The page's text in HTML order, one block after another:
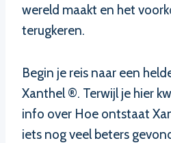
wereld maakt en het
terugkeren.
Begin je reis naar een
Xanthel ®. Terwijl je hier
info over Hoe ontstaat
iets nog veel beters